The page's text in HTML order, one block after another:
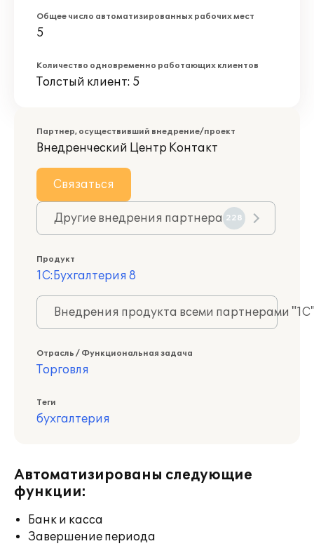
Общее число автоматизированных рабочих мест
5
Количество одновременно работающих клиентов
Толстый клиент: 5
Партнер, осуществивший внедрение/проект
Внедренческий Центр Контакт
Связаться
Другие внедрения партнера 228
Продукт
1С:Бухгалтерия 8
Внедрения продукта всеми партнерами
Отрасль / Функциональная задача
Торговля
Теги
бухгалтерия
Автоматизированы следующие
функции:
Банк и касса
Завершение периода